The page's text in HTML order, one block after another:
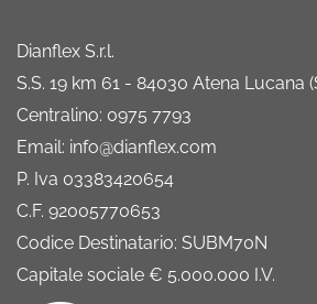
Dianflex S.r.l.
S.S. 19 km 61 - 84030 Atena Lucana
Centralino: 0975 7793
Email: info@dianflex.com
P. Iva 03383420654
C.F. 92005770653
Codice Destinatario: SUBM70N
Capitale sociale € 5.000.000 I.V.